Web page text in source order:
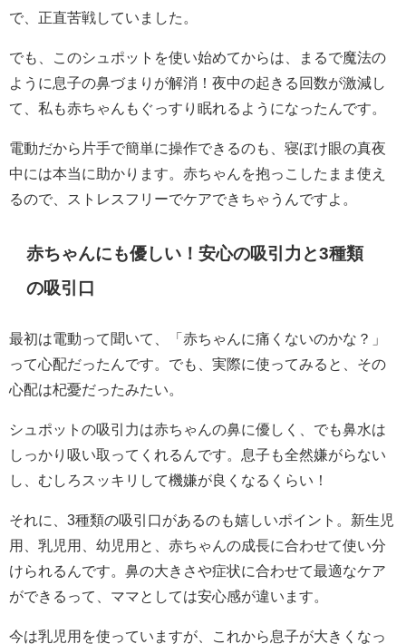
で、正直苦戦していました。
でも、このシュポットを使い始めてからは、まるで魔法の
ように息子の鼻づまりが解消！夜中の起きる回数が激減し
て、私も赤ちゃんもぐっすり眠れるようになったんです。
電動だから片手で簡単に操作できるのも、寝ぼけ眼の真夜
中には本当に助かります。赤ちゃんを抱っこしたまま使え
るので、ストレスフリーでケアできちゃうんですよ。
赤ちゃんにも優しい！安心の吸引力と3種類
の吸引口
最初は電動って聞いて、「赤ちゃんに痛くないのかな？」
って心配だったんです。でも、実際に使ってみると、その
心配は杞憂だったみたい。
シュポットの吸引力は赤ちゃんの鼻に優しく、でも鼻水は
しっかり吸い取ってくれるんです。息子も全然嫌がらない
し、むしろスッキリして機嫌が良くなるくらい！
それに、3種類の吸引口があるのも嬉しいポイント。新生児
用、乳児用、幼児用と、赤ちゃんの成長に合わせて使い分
けられるんです。鼻の大きさや症状に合わせて最適なケア
ができるって、ママとしては安心感が違います。
今は乳児用を使っていますが、これから息子が大きくなっ